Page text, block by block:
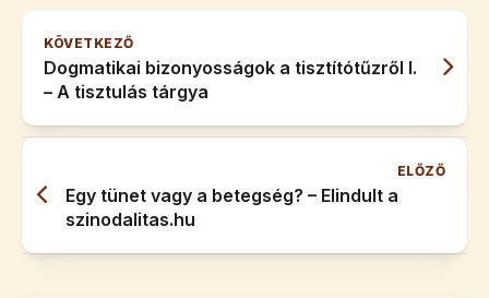
KÖVETKEZŐ
Dogmatikai bizonyosságok a tisztítótűzről I.
– A tisztulás tárgya
ELŐZŐ
Egy tünet vagy a betegség? – Elindult a
szinodalitas.hu